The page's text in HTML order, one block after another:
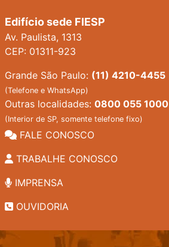
Edifício sede FIESP
Av. Paulista, 1313
CEP: 01311-923
Grande São Paulo: (11) 4210-4455
(Telefone e WhatsApp)
Outras localidades: 0800 055 1000
(Interior de SP, somente telefone fixo)
FALE CONOSCO
TRABALHE CONOSCO
IMPRENSA
OUVIDORIA